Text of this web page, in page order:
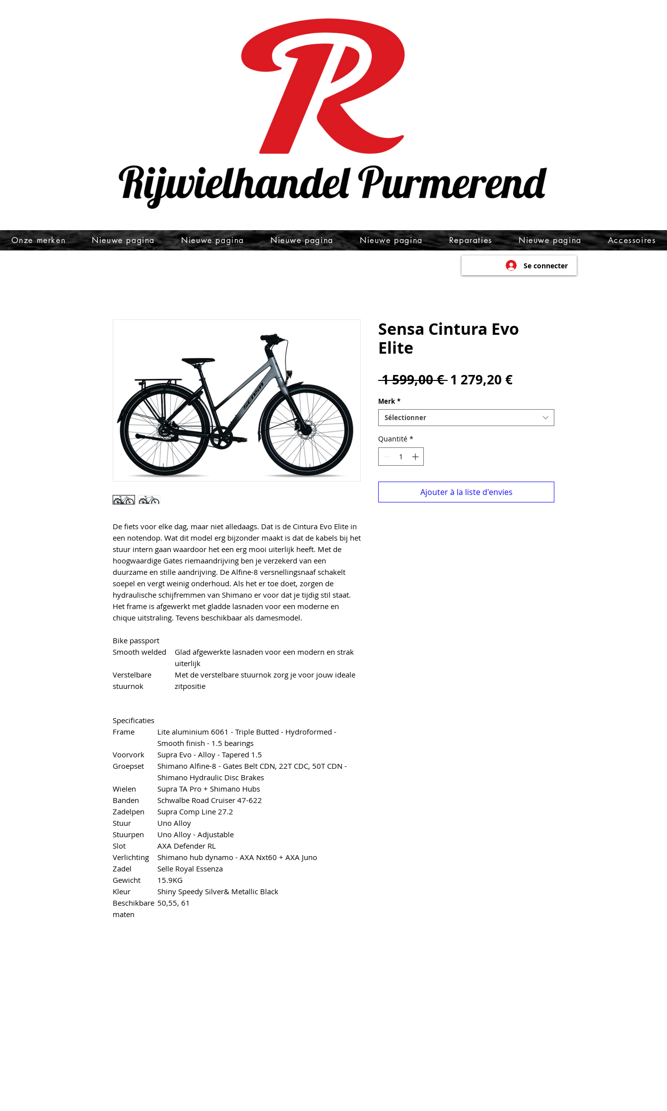
Onze merken Nieuwe pagina Nieuwe pagina Nieuwe pagina Nieuwe pagina Reparaties Nieuwe pagina Accessoires
De fiets voor elke dag, maar niet alledaags. Dat is de Cintura Evo Elite in
een notendop. Wat dit model erg bijzonder maakt is dat de kabels bij het
stuur intern gaan waardoor het een erg mooi uiterlijk heeft. Met de
hoogwaardige Gates riemaandrijving ben je verzekerd van een
duurzame en stille aandrijving. De Alfine-8 versnellingsnaaf schakelt
soepel en vergt weinig onderhoud. Als het er toe doet, zorgen de
hydraulische schijfremmen van Shimano er voor dat je tijdig stil staat.
Het frame is afgewerkt met gladde lasnaden voor een moderne en
chique uitstraling. Tevens beschikbaar als damesmodel.
Bike passport
Smooth welded
Glad afgewerkte lasnaden voor een modern en strak
uiterlijk
Verstelbare
stuurnok
Met de verstelbare stuurnok zorg je voor jouw ideale
zitpositie
Specificaties
Frame
Lite aluminium 6061 - Triple Butted - Hydroformed -
Smooth finish - 1.5 bearings
Voorvork
Supra Evo - Alloy - Tapered 1.5
Groepset
Shimano Alfine-8 - Gates Belt CDN, 22T CDC, 50T CDN -
Shimano Hydraulic Disc Brakes
Wielen
Supra TA Pro + Shimano Hubs
Banden
Schwalbe Road Cruiser 47-622
Zadelpen
Supra Comp Line 27.2
Stuur
Uno Alloy
Stuurpen
Uno Alloy - Adjustable
Slot
AXA Defender RL
Verlichting
Shimano hub dynamo - AXA Nxt60 + AXA Juno
Zadel
Selle Royal Essenza
Gewicht
15.9KG
Kleur
Shiny Speedy Silver& Metallic Black
Beschikbare
maten
50,55, 61
Sensa Cintura Evo
Elite
1 599,00 € Prix
1 279,20 €Prix
Merk *
Sélectionner
Quantité *
Ajouter à la liste d'envies
Se connecter